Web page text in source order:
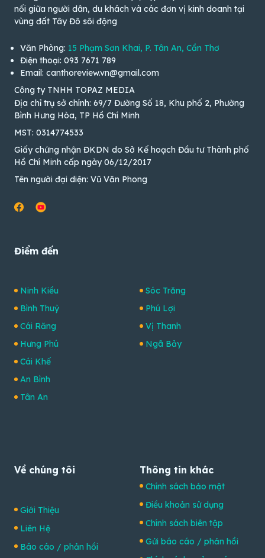
nối giữa người dân, du khách và các đơn vị kinh doanh tại
vùng đất Tây Đô sôi động
Văn Phòng: 15 Phạm Sơn Khai, P. Tân An, Cần Thơ
Điện thoại: 093 7671 789
Email: canthoreview.vn@gmail.com
Công ty TNHH TOPAZ MEDIA
Địa chỉ trụ sở chính: 69/7 Đường Số 18, Khu phố 2, Phường
Bình Hưng Hòa, TP Hồ Chí Minh
MST: 0314774533
Giấy chứng nhận ĐKDN do Sở Kế hoạch Đầu tư Thành phố
Hồ Chí Minh cấp ngày 06/12/2017
Tên người đại diện: Vũ Văn Phong
Điểm đến
Ninh Kiều
Bình Thuỷ
Cái Răng
Hưng Phú
Cái Khế
An Bình
Tân An
Sóc Trăng
Phú Lợi
Vị Thanh
Ngã Bảy
Về chúng tôi
Giới Thiệu
Liên Hệ
Báo cáo / phản hồi
Thông tin khác
Chính sách bảo mật
Điều khoản sử dụng
Chính sách biên tập
Gửi báo cáo / phản hồi